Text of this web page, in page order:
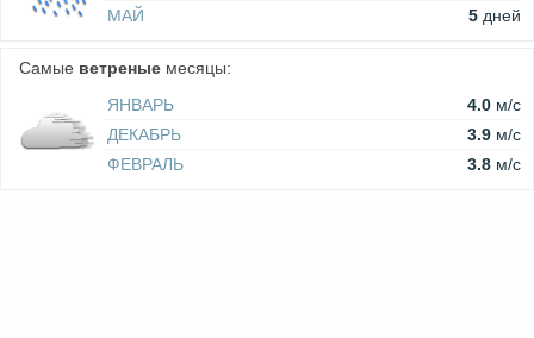
МАЙ
5 дней
Самые ветреные месяцы:
ЯНВАРЬ
4.0 м/c
ДЕКАБРЬ
3.9 м/c
ФЕВРАЛЬ
3.8 м/c